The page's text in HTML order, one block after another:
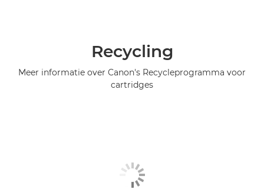
Recycling
Meer informatie over Canon's Recycleprogramma voor
cartridges